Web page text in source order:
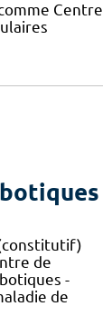
Centre
de
-
de